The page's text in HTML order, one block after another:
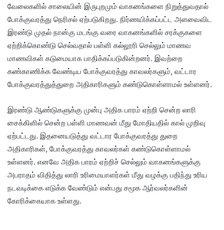
வேலைகளில் சாலையின் இருபுறமும் வாகனங்களை நிறுத்துவதால்
போக்குவரத்து நெரிசல் ஏற்படுகிறது. நிர்ணயிக்கப்பட்ட அளவைவிட
இரண்டு முதல் நான்கு மடங்கு வரை வாகனங்களில் சரக்குகளை
ஏற்றிக்கொண்டு செல்வதால் பள்ளி கல்லூரி செல்லும் மாணவ
மாணவிகள் கடுமையாக பாதிக்கப்படுகின்றனர். இவற்றை
கண்காணிக்க வேண்டிய போக்குவரத்து காவலர்களும், வட்டார
போக்குவரத்துத்துறை அதிகாரிகளும் கண்டுகொள்ளாமல் உள்ளனர்.
இரண்டு ஆண்டுகளுக்கு முன்பு அதிக பாரம் ஏற்றி சென்ற லாரி
சைக்கிளில் சென்ற பள்ளி மாணவன் மீது மோதியதில் கால் முறிவு
ஏற்பட்டது. இதனையடுத்து வட்டார போக்குவரத்து துறை
அதிகாரிகள், போக்குவரத்து காவலர்கள் கண்டுகொள்ளாமல்
உள்ளனர். எனவே அதிக பாரம் ஏற்றிச் செல்லும் வாகனங்களுக்கு
அபராதம் விதித்து லாரி உரிமையாளர்கள் மீது வழக்கு பதிந்து உரிய
நடவடிக்கை எடுக்க வேண்டும் என்பது சமூக ஆர்வலர்களின்
கோரிக்கையாக உள்ளது.